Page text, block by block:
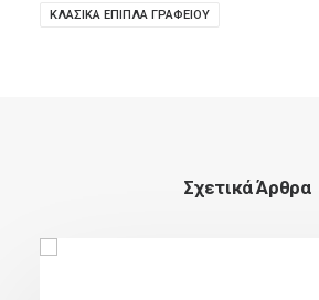
ΚΛΑΣΙΚΆ ΈΠΙΠΛΑ ΓΡΑΦΕΊΟΥ
Σχετικά Άρθρα